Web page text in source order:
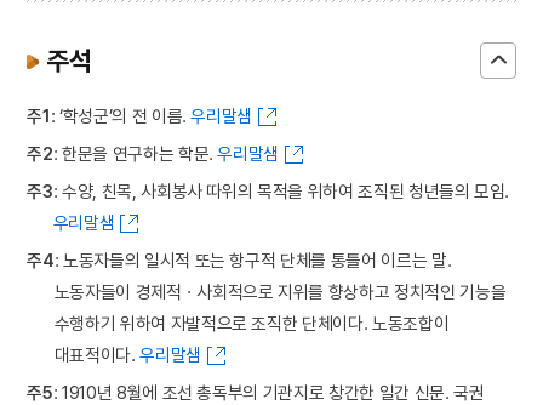
주석
주1: ‘학성군’의 전 이름.우리말샘
주2: 한문을 연구하는 학문.우리말샘
주3: 수양, 친목, 사회봉사 따위의 목적을 위하여 조직된 청년들의 모임.
우리말샘
주4: 노동자들의 일시적 또는 항구적 단체를 통틀어 이르는 말.
노동자들이 경제적ㆍ사회적으로 지위를 향상하고 정치적인 기능을
수행하기 위하여 자발적으로 조직한 단체이다. 노동조합이
대표적이다.우리말샘
주5: 1910년 8월에 조선 총독부의 기관지로 창간한 일간 신문. 국권